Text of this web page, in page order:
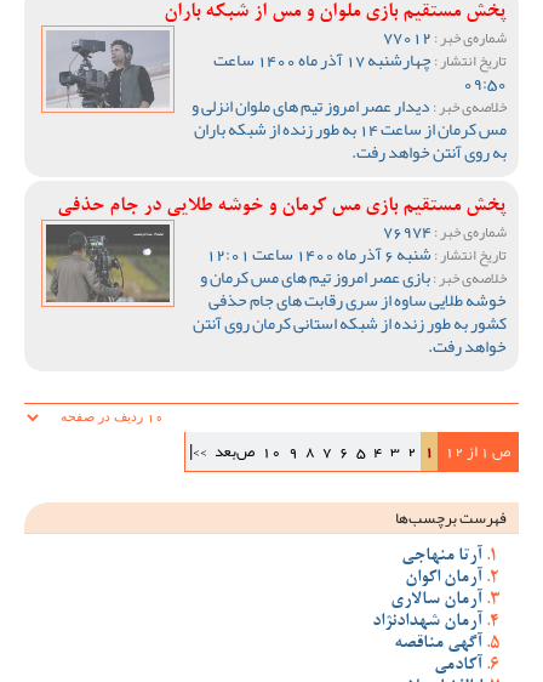
پخش مستقیم بازی ملوان و مس از شبکه باران
شماره‌ی خبر :
تاریخ انتشار : چهارشنبه 17 آذر ماه 1400 ساعت
09:50
خلاصه‌ی خبر :دیدار عصر امروز تیم های ملوان انزلی و
مس کرمان از ساعت 14 به طور زنده از شبکه باران
به روی آنتن خواهد رفت.
پخش مستقیم بازی مس کرمان و خوشه طلایی در جام حذفی
شماره‌ی خبر :
تاریخ انتشار :شنبه 6 آذر ماه 1400 ساعت 12:01
خلاصه‌ی خبر :بازی عصر امروز تیم های مس کرمان و
خوشه طلایی ساوه از سری رقابت های جام حذفی
کشور به طور زنده از شبکه استانی کرمان روی آنتن
خواهد رفت.
ص 1 از 12 1
2
3
4
5
6
7
8
9
10 ص‌بعد >>|
فهرست برچسب‌ها
آرتا منهاجی
آرمان اکوان
آرمان سالاری
آرمان شهدادنژاد
آگهی مناقصه
آکادمی